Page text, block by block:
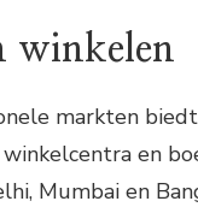
winkelen
markten
en
Mumbai en